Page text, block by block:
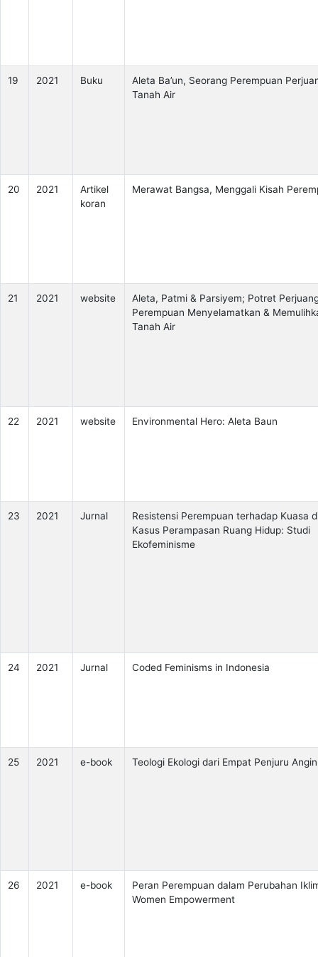
19 2021 Buku
Aleta Ba’un, Seorang Perempuan
Tanah Air
20 2021
Artikel
koran
Merawat Bangsa, Menggali Kisah
21 2021 website
Aleta, Patmi & Parsiyem; Potret
Perempuan Menyelamatkan &
Tanah Air
22 2021 website Environmental Hero: Aleta Baun
23 2021 Jurnal
Resistensi Perempuan terhadap Kuasa
Kasus Perampasan Ruang Hidup: Studi
Ekofeminisme
24 2021 Jurnal Coded Feminisms in Indonesia
25 2021 e-book Teologi Ekologi dari Empat Penjuru Angin
26 2021 e-book
Peran Perempuan dalam Perubahan
Women Empowerment